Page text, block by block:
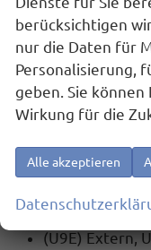
ABT
inkl.
120.000 Km
MULTIMEDIA
(8RM) 8
(QV3)
(9WJ)
(QH1)
(U9E) Extern,
berücksichtigen
nur die Daten für
Personalisierung,
geben. Sie
Wirkung für die
Alle akzeptieren